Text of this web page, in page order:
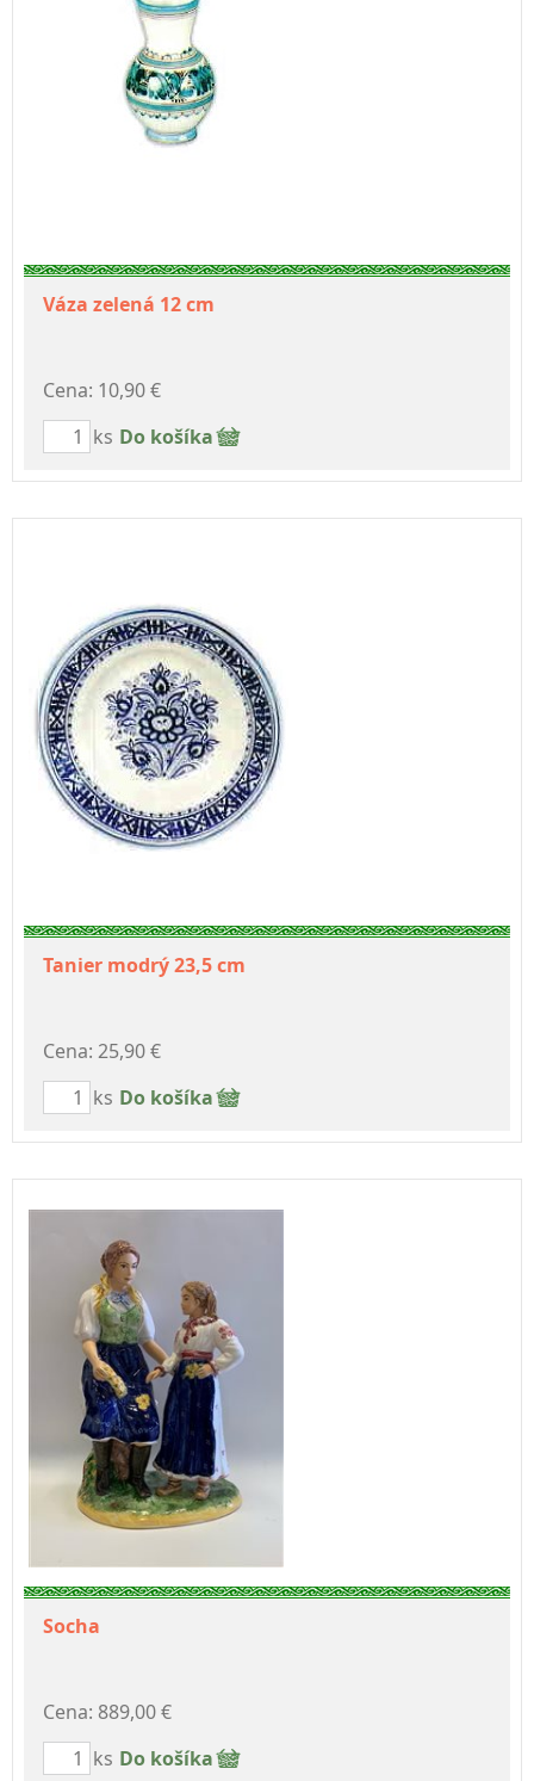
Váza zelená 12 cm
Cena: 10,90 €
ks Do košíka
Tanier modrý 23,5 cm
Cena: 25,90 €
ks Do košíka
Socha
Cena: 889,00 €
ks Do košíka